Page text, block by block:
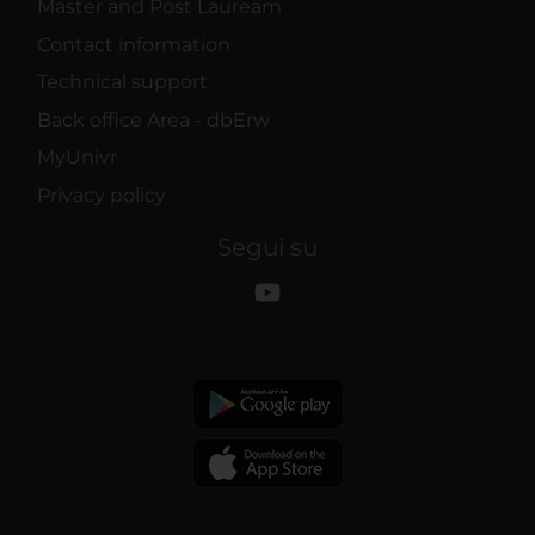
Master and Post Lauream
Contact information
Technical support
Back office Area - dbErw
MyUnivr
Privacy policy
Segui su